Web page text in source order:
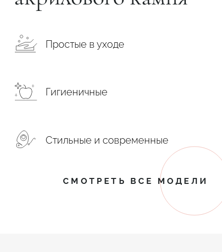
Простые в уходе
Гигиеничные
Стильные и современные
СМОТРЕТЬ ВСЕ МОДЕЛИ